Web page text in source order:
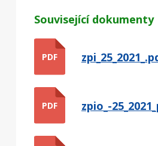
Související dokumenty
PDF
PDF zpio_-